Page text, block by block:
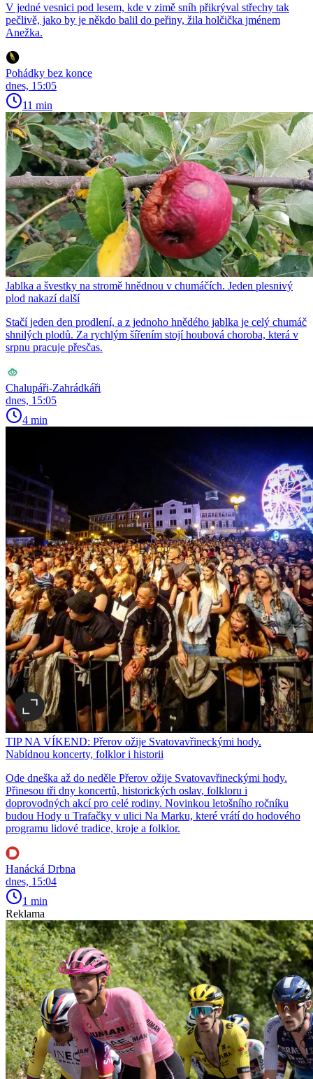
V jedné vesnici pod lesem, kde v zimě sníh přikrýval střechy tak
pečlivě, jako by je někdo balil do peřiny, žila holčička jménem
Anežka.
Pohádky bez konce
dnes, 15:05
11 min
Jablka a švestky na stromě hnědnou v chumáčích. Jeden plesnivý
plod nakazí další
Stačí jeden den prodlení, a z jednoho hnědého jablka je celý chumáč
shnilých plodů. Za rychlým šířením stojí houbová choroba, která v
srpnu pracuje přesčas.
Chalupáři-Zahrádkáři
dnes, 15:05
4 min
TIP NA VÍKEND: Přerov ožije Svatovavřineckými hody.
Nabídnou koncerty, folklor i historii
Ode dneška až do neděle Přerov ožije Svatovavřineckými hody.
Přinesou tři dny koncertů, historických oslav, folkloru i
doprovodných akcí pro celé rodiny. Novinkou letošního ročníku
budou Hody u Trafačky v ulici Na Marku, které vrátí do hodového
programu lidové tradice, kroje a folklor.
Hanácká Drbna
dnes, 15:04
1 min
Reklama